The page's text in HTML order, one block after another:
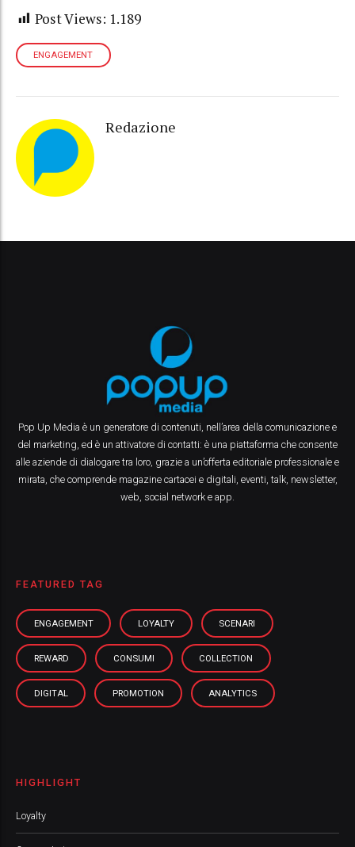
Post Views: 1.189
ENGAGEMENT
Redazione
Pop Up Media è un generatore di contenuti, nell’area della comunicazione e
del marketing, ed è un attivatore di contatti: è una piattaforma che consente
alle aziende di dialogare tra loro, grazie a un’offerta editoriale professionale e
mirata, che comprende magazine cartacei e digitali, eventi, talk, newsletter,
web, social network e app.
FEATURED TAG
ENGAGEMENT LOYALTY SCENARI
REWARD CONSUMI COLLECTION
DIGITAL PROMOTION ANALYTICS
HIGHLIGHT
Loyalty